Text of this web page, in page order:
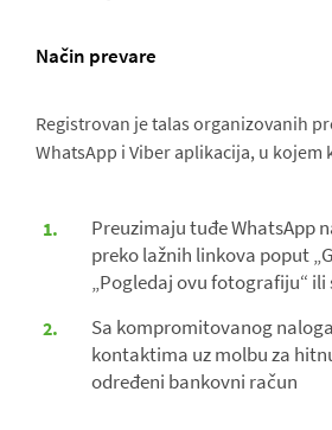
Način prevare
Registrovan je talas organizovanih
WhatsApp i Viber aplikacija, u kojem
Preuzimaju tuđe WhatsApp
preko lažnih linkova poput
„Pogledaj ovu fotografiju“
Sa kompromitovanog
kontaktima uz molbu za
određeni bankovni račun